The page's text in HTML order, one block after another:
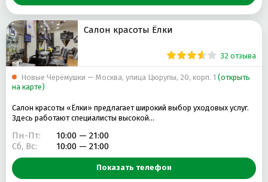
Салон красоты Ëлки
32 отзыва
Новые Черёмушки — Москва, улица Цюрупы, 20, корп. 1 (открыть
на карте)
Салон красоты «Ёлки» предлагает широкий выбор уходовых услуг.
Здесь работают специалисты высокой…
Пн-Пт:
10:00 — 21:00
Сб, Вс:
10:00 — 21:00
Показать телефон